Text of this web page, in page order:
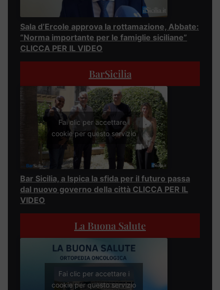
Sala d’Ercole approva la rottamazione, Abbate:
“Norma importante per le famiglie siciliane”
CLICCA PER IL VIDEO
BarSicilia
Fai clic per accettare i
cookie per questo servizio
Bar Sicilia, a Ispica la sfida per il futuro passa
dal nuovo governo della città CLICCA PER IL
VIDEO
La Buona Salute
Fai clic per accettare i
cookie per questo servizio